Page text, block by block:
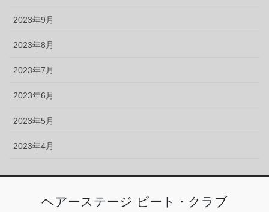
2023年9月
2023年8月
2023年7月
2023年6月
2023年5月
2023年4月
ヘアーステージ ビート・クラブ